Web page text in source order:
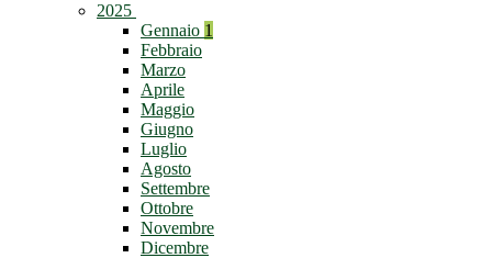
2025
Gennaio 1
Febbraio
Marzo
Aprile
Maggio
Giugno
Luglio
Agosto
Settembre
Ottobre
Novembre
Dicembre